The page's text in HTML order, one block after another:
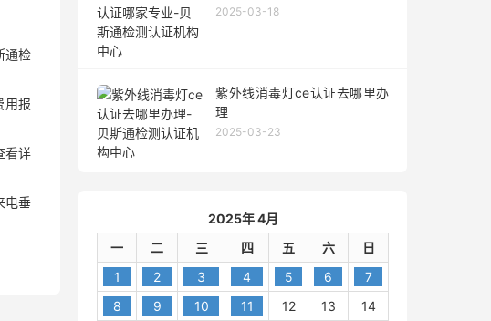
通检
用报
看详
电垂
2025-03-18
紫外线消毒灯ce认证去哪里办
理
2025-03-23
2025年 4月
一
二 三 四 五 六
日
1
2 3 4 5 6
7
8
9 10 11 12 13
14